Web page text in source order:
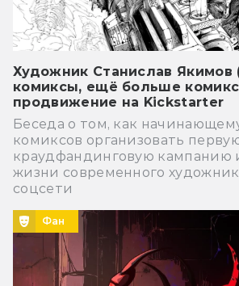
Художник Станислав Якимов
комиксы, ещё больше
продвижение на Kickstarter
Беседа о том, как
комиксов организовать
краудфандинговую кампанию
жизни современного
соцсети
Фан